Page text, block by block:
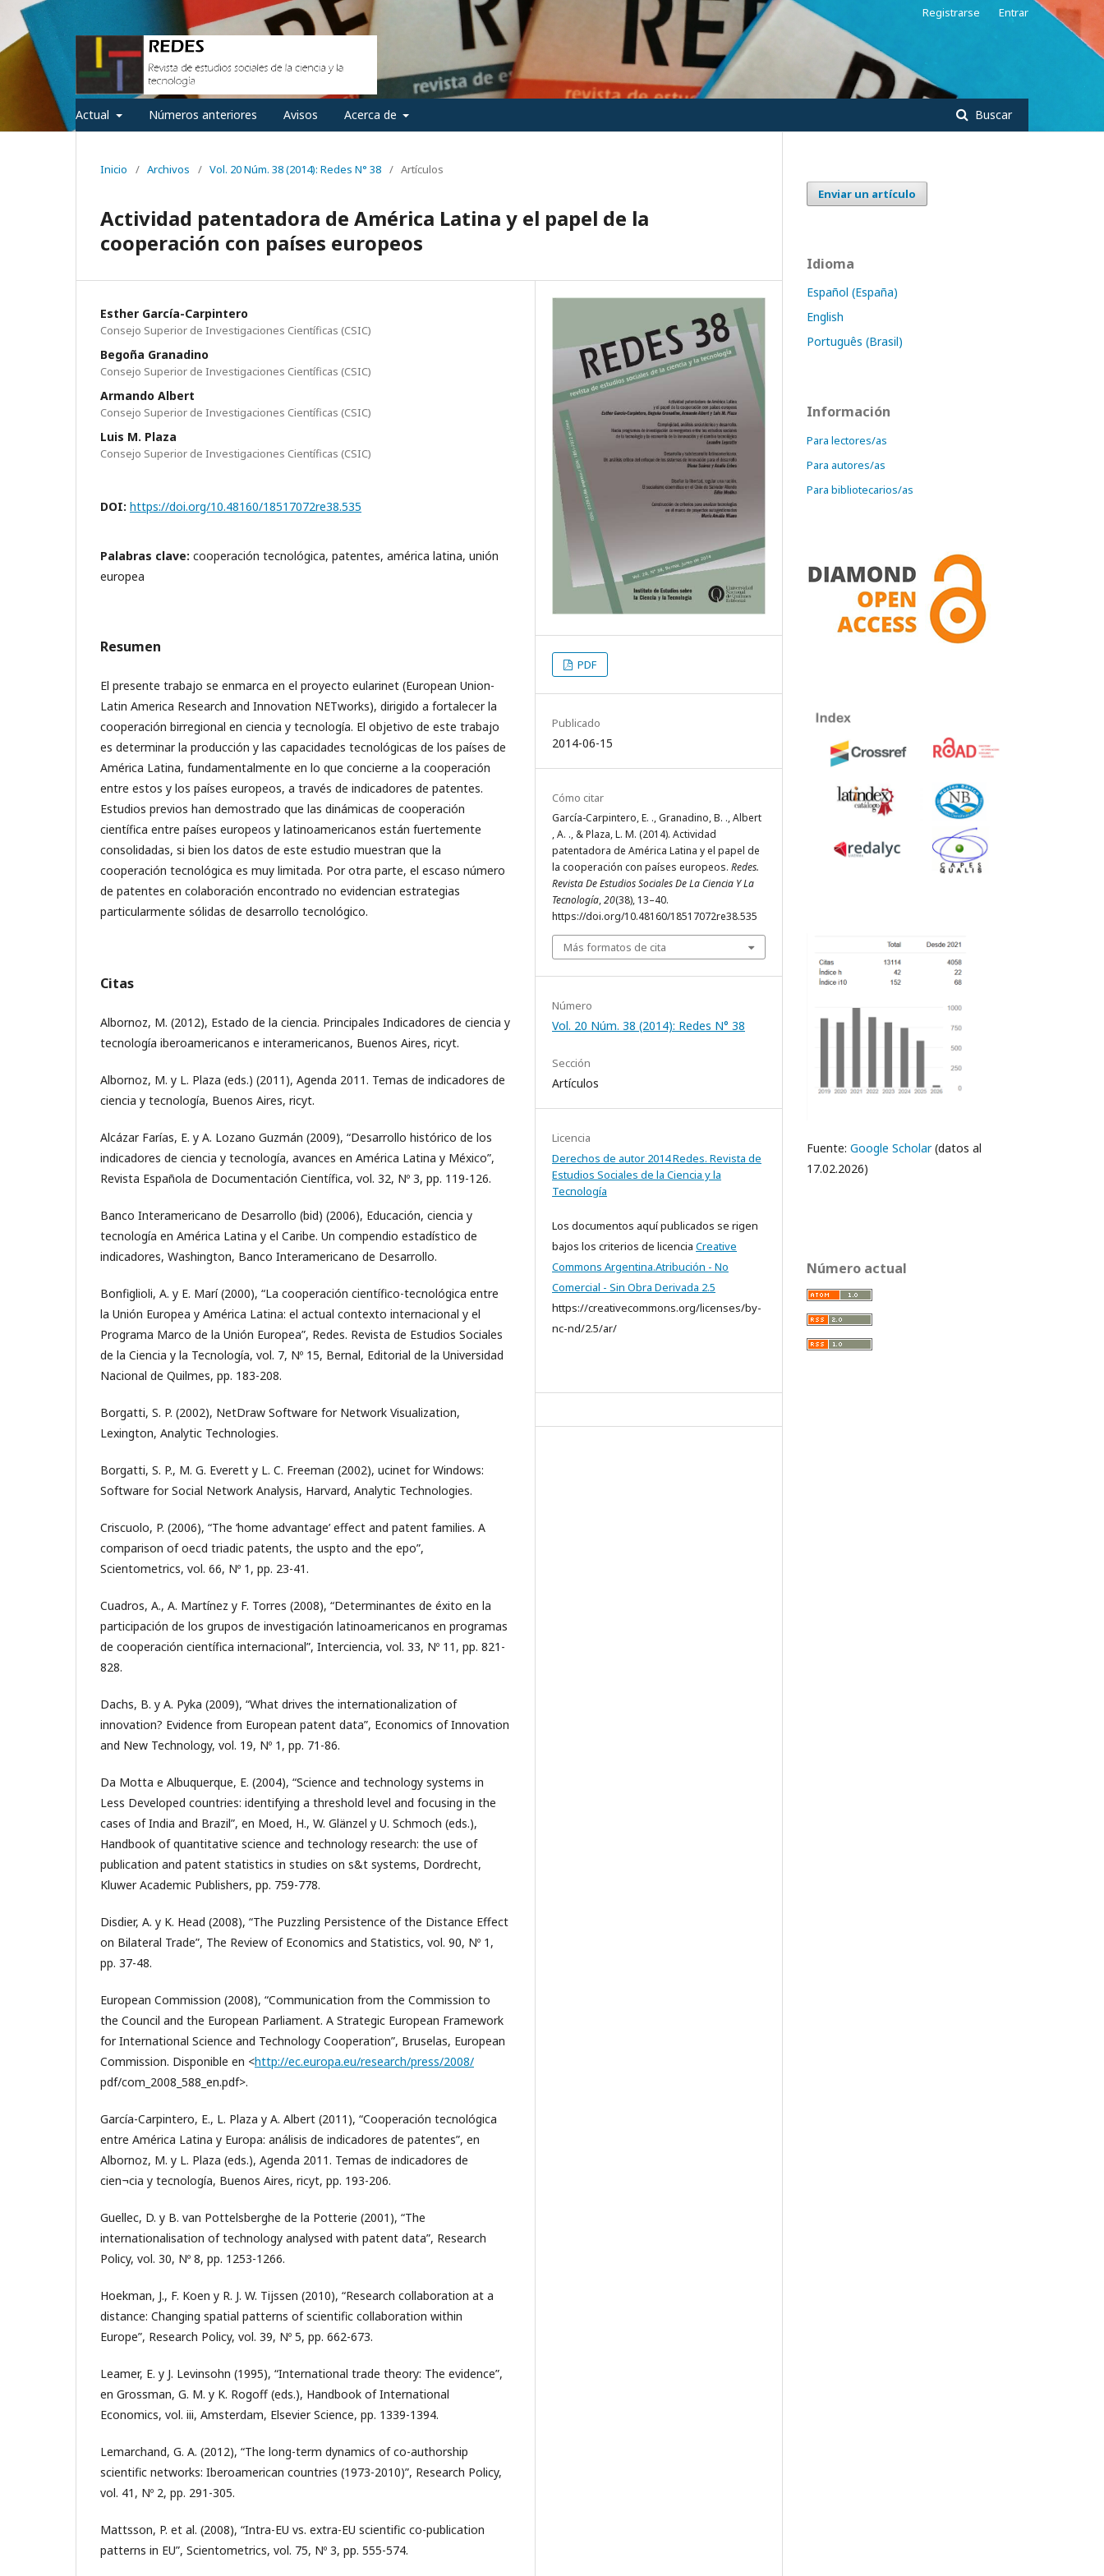
Actual Números anteriores Avisos Acerca de Buscar
Registrarse Entrar
Inicio / Archivos / Vol. 20 Núm. 38 (2014): Redes N° 38 / Artículos
Actividad patentadora de América Latina y el papel de la
cooperación con países europeos
Esther García-Carpintero
Consejo Superior de Investigaciones Científicas (CSIC)
Begoña Granadino
Consejo Superior de Investigaciones Científicas (CSIC)
Armando Albert
Consejo Superior de Investigaciones Científicas (CSIC)
Luis M. Plaza
Consejo Superior de Investigaciones Científicas (CSIC)
DOI: https://doi.org/10.48160/18517072re38.535
Palabras clave: cooperación tecnológica, patentes, américa latina, unión
europea
Resumen
El presente trabajo se enmarca en el proyecto eularinet (European Union-
Latin America Research and Innovation NETworks), dirigido a fortalecer la
cooperación birregional en ciencia y tecnología. El objetivo de este trabajo
es determinar la producción y las capacidades tecnológicas de los países de
América Latina, fundamentalmente en lo que concierne a la cooperación
entre estos y los países europeos, a través de indicadores de patentes.
Estudios previos han demostrado que las dinámicas de cooperación
científica entre países europeos y latinoamericanos están fuertemente
consolidadas, si bien los datos de este estudio muestran que la
cooperación tecnológica es muy limitada. Por otra parte, el escaso número
de patentes en colaboración encontrado no evidencian estrategias
particularmente sólidas de desarrollo tecnológico.
Citas
Albornoz, M. (2012), Estado de la ciencia. Principales Indicadores de ciencia y
tecnología iberoamericanos e interamericanos, Buenos Aires, ricyt.
Albornoz, M. y L. Plaza (eds.) (2011), Agenda 2011. Temas de indicadores de
ciencia y tecnología, Buenos Aires, ricyt.
Alcázar Farías, E. y A. Lozano Guzmán (2009), “Desarrollo histórico de los
indicadores de ciencia y tecnología, avances en América Latina y México”,
Revista Española de Documentación Científica, vol. 32, Nº 3, pp. 119-126.
Banco Interamericano de Desarrollo (bid) (2006), Educación, ciencia y
tecnología en América Latina y el Caribe. Un compendio estadístico de
indicadores, Washington, Banco Interamericano de Desarrollo.
Bonfiglioli, A. y E. Marí (2000), “La cooperación científico-tecnológica entre
la Unión Europea y América Latina: el actual contexto internacional y el
Programa Marco de la Unión Europea”, Redes. Revista de Estudios Sociales
de la Ciencia y la Tecnología, vol. 7, Nº 15, Bernal, Editorial de la Universidad
Nacional de Quilmes, pp. 183-208.
Borgatti, S. P. (2002), NetDraw Software for Network Visualization,
Lexington, Analytic Technologies.
Borgatti, S. P., M. G. Everett y L. C. Freeman (2002), ucinet for Windows:
Software for Social Network Analysis, Harvard, Analytic Technologies.
Criscuolo, P. (2006), “The ‘home advantage’ effect and patent families. A
comparison of oecd triadic patents, the uspto and the epo”,
Scientometrics, vol. 66, Nº 1, pp. 23-41.
Cuadros, A., A. Martínez y F. Torres (2008), “Determinantes de éxito en la
participación de los grupos de investigación latinoamericanos en programas
de cooperación científica internacional”, Interciencia, vol. 33, Nº 11, pp. 821-
828.
Dachs, B. y A. Pyka (2009), “What drives the internationalization of
innovation? Evidence from European patent data”, Economics of Innovation
and New Technology, vol. 19, Nº 1, pp. 71-86.
Da Motta e Albuquerque, E. (2004), “Science and technology systems in
Less Developed countries: identifying a threshold level and focusing in the
cases of India and Brazil”, en Moed, H., W. Glänzel y U. Schmoch (eds.),
Handbook of quantitative science and technology research: the use of
publication and patent statistics in studies on s&t systems, Dordrecht,
Kluwer Academic Publishers, pp. 759-778.
Disdier, A. y K. Head (2008), “The Puzzling Persistence of the Distance Effect
on Bilateral Trade”, The Review of Economics and Statistics, vol. 90, Nº 1,
pp. 37-48.
European Commission (2008), “Communication from the Commission to
the Council and the European Parliament. A Strategic European Framework
for International Science and Technology Cooperation”, Bruselas, European
Commission. Disponible en <http://ec.europa.eu/research/press/2008/
pdf/com_2008_588_en.pdf>.
García-Carpintero, E., L. Plaza y A. Albert (2011), “Cooperación tecnológica
entre América Latina y Europa: análisis de indicadores de patentes”, en
Albornoz, M. y L. Plaza (eds.), Agenda 2011. Temas de indicadores de
cien¬cia y tecnología, Buenos Aires, ricyt, pp. 193-206.
Guellec, D. y B. van Pottelsberghe de la Potterie (2001), “The
internationalisation of technology analysed with patent data”, Research
Policy, vol. 30, Nº 8, pp. 1253-1266.
Hoekman, J., F. Koen y R. J. W. Tijssen (2010), “Research collaboration at a
distance: Changing spatial patterns of scientific collaboration within
Europe”, Research Policy, vol. 39, Nº 5, pp. 662-673.
Leamer, E. y J. Levinsohn (1995), “International trade theory: The evidence”,
en Grossman, G. M. y K. Rogoff (eds.), Handbook of International
Economics, vol. iii, Amsterdam, Elsevier Science, pp. 1339-1394.
Lemarchand, G. A. (2012), “The long-term dynamics of co-authorship
scientific networks: Iberoamerican countries (1973-2010)”, Research Policy,
vol. 41, Nº 2, pp. 291-305.
Mattsson, P. et al. (2008), “Intra-EU vs. extra-EU scientific co-publication
patterns in EU”, Scientometrics, vol. 75, Nº 3, pp. 555-574.
PDF
Publicado
2014-06-15
Cómo citar
García-Carpintero, E. ., Granadino, B. ., Albert
, A. ., & Plaza, L. M. (2014). Actividad
patentadora de América Latina y el papel de
la cooperación con países europeos. Redes.
Revista De Estudios Sociales De La Ciencia Y La
Tecnología,20(38), 13–40.
https://doi.org/10.48160/18517072re38.535
Más formatos de cita
Número
Vol. 20 Núm. 38 (2014): Redes N° 38
Sección
Artículos
Licencia
Derechos de autor 2014 Redes. Revista de
Estudios Sociales de la Ciencia y la
Tecnología
Los documentos aquí publicados se rigen
bajos los criterios de licencia Creative
Commons Argentina.Atribución - No
Comercial - Sin Obra Derivada 2.5
https://creativecommons.org/licenses/by-
nc-nd/2.5/ar/
Enviar un artículo
Idioma
Español (España)
English
Português (Brasil)
Información
Para lectores/as
Para autores/as
Para bibliotecarios/as
Fuente: Google Scholar(datos al
17.02.2026)
Número actual